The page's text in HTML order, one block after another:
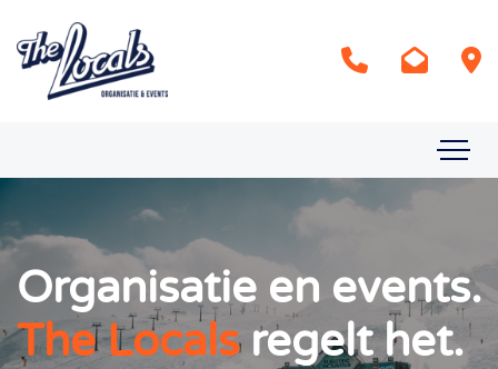
Organisatie en events.
The Localsregelt het.